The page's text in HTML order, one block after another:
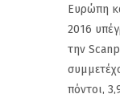
Ευρώπη
2016
την
πόντοι,